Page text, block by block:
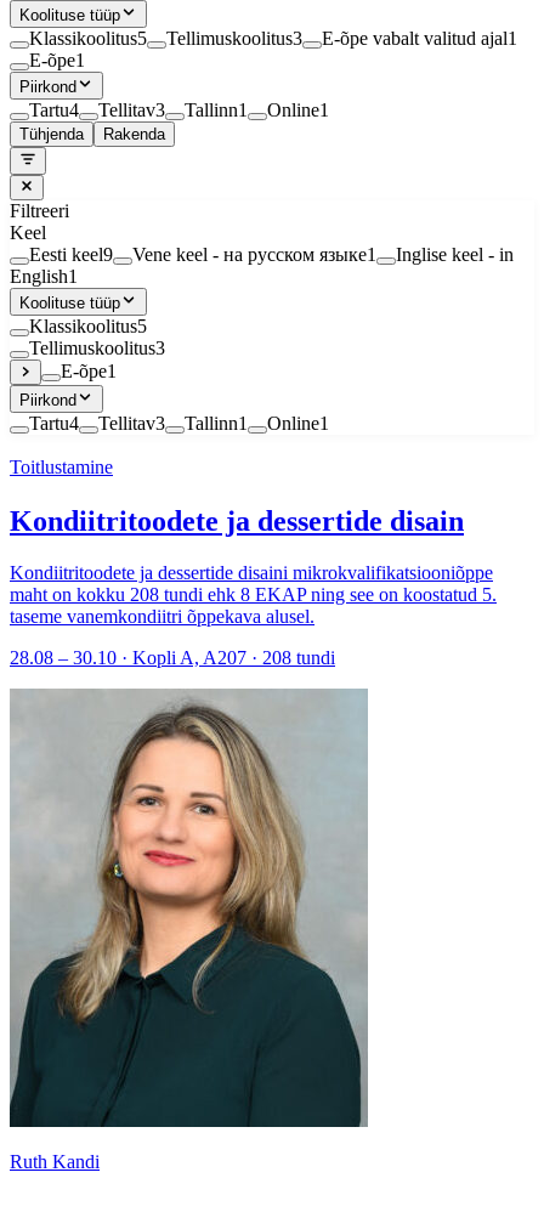
Koolituse tüüp
Klassikoolitus5 Tellimuskoolitus3 E-õpe vabalt valitud ajal1
E-õpe1
Piirkond
Tartu4 Tellitav3 Tallinn1 Online1
Tühjenda Rakenda
Filtreeri
Keel
Eesti keel9 Vene keel - на русском языке1
Inglise keel - in
English1
Koolituse tüüp
Klassikoolitus5
Tellimuskoolitus3
E-õpe1
Piirkond
Tartu4 Tellitav3 Tallinn1 Online1
Toitlustamine
Kondiitritoodete ja dessertide disain
Kondiitritoodete ja dessertide disaini mikrokvalifikatsiooniõppe
maht on kokku 208 tundi ehk 8 EKAP ning see on koostatud 5.
taseme vanemkondiitri õppekava alusel.
28.08 – 30.10 · Kopli A, A207 · 208 tundi
Ruth Kandi